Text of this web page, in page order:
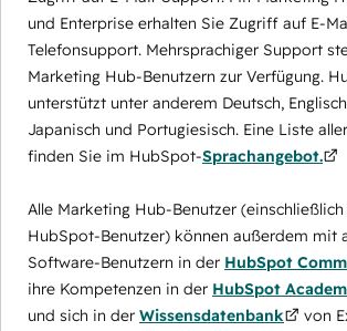
und Enterprise erhalten Sie Zugriff auf E-
Telefonsupport. Mehrsprachiger Support
Marketing Hub-Benutzern zur Verfügung.
unterstützt unter anderem Deutsch,
Japanisch und Portugiesisch. Eine Liste
finden Sie im HubSpot-Sprachangebot.
Alle Marketing Hub-Benutzer
HubSpot-Benutzer) können außerdem mit
Software-Benutzern in der HubSpot
ihre Kompetenzen in der HubSpot
und sich in der Wissensdatenbank
von